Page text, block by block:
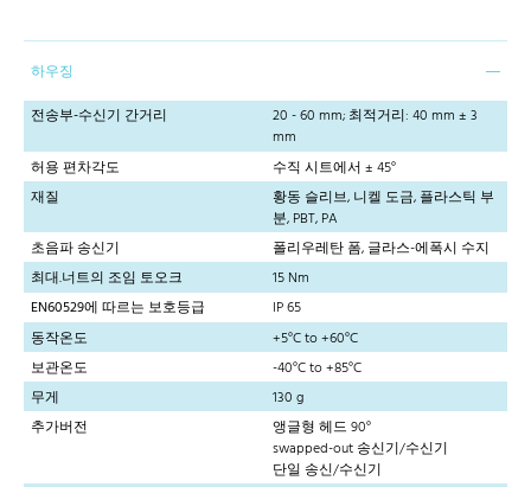
하우징
전송부-수신기 간거리
20 - 60 mm; 최적거리: 40 mm ± 3
mm
허용 편차각도
수직 시트에서 ± 45°
재질
황동 슬리브, 니켈 도금, 플라스틱 부
분, PBT, PA
초음파 송신기
폴리우레탄 폼, 글라스-에폭시 수지
최대.너트의 조임 토오크
15 Nm
EN60529에 따르는 보호등급
IP 65
동작온도
+5°C to +60°C
보관온도
-40°C to +85°C
무게
130 g
추가버전
앵글형 헤드 90°
swapped-out 송신기/수신기
단일 송신/수신기